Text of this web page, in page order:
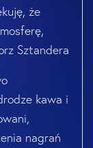
że
Sztandera
kawa i
nagrań